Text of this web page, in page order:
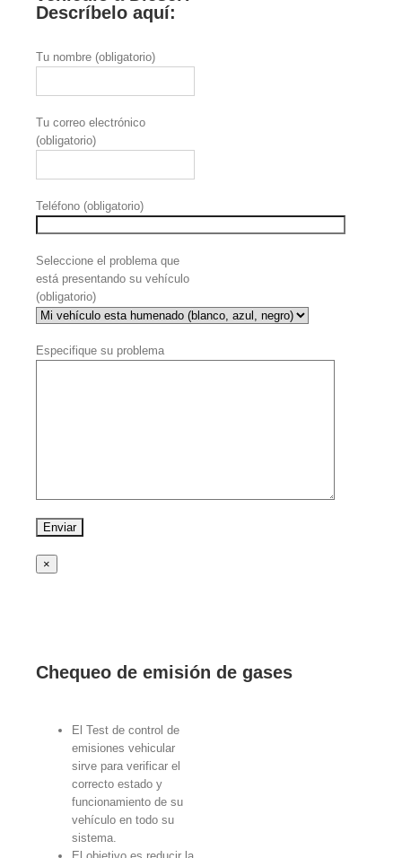
Descríbelo aquí:
Tu nombre (obligatorio)
Tu correo electrónico
(obligatorio)
Teléfono (obligatorio)
Seleccione el problema que
está presentando su vehículo
(obligatorio)
Especifique su problema
×
Chequeo de emisión de gases
El Test de control de
emisiones vehicular
sirve para verificar el
correcto estado y
funcionamiento de su
vehículo en todo su
sistema.